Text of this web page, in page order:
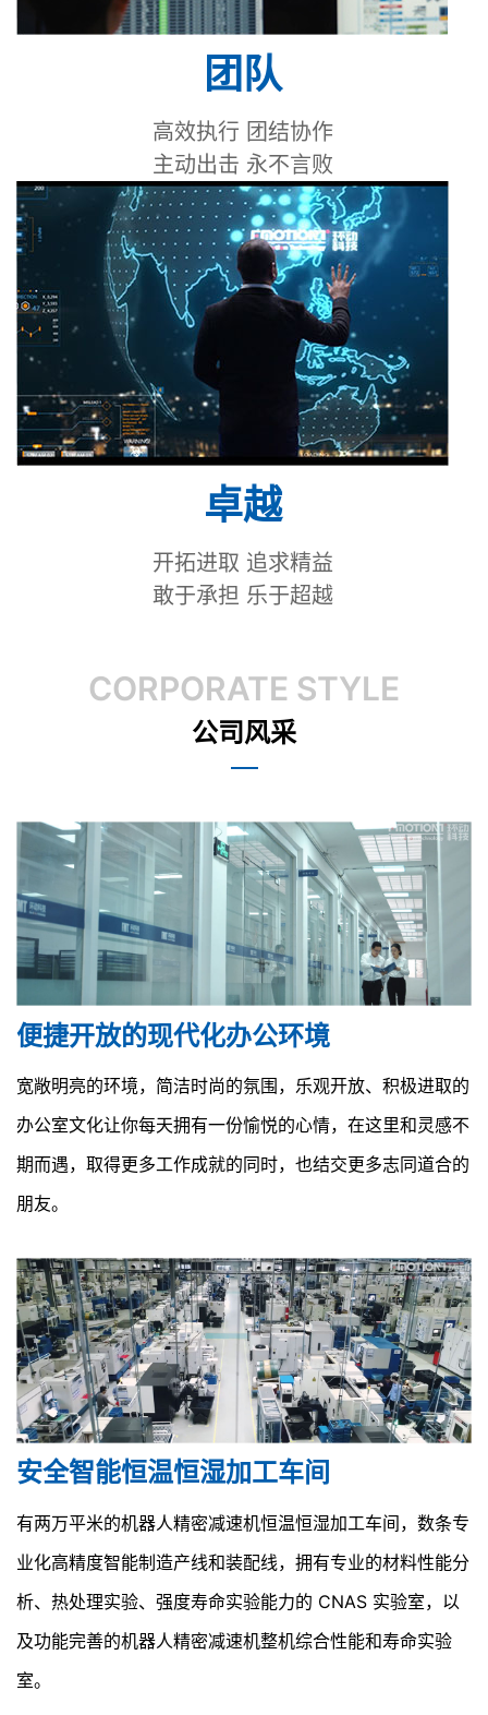
团队
高效执行 团结协作
主动出击 永不言败
卓越
开拓进取 追求精益
敢于承担 乐于超越
CORPORATE STYLE
公司风采
便捷开放的现代化办公环境
宽敞明亮的环境，简洁时尚的氛围，乐观开放、积极进取的
办公室文化让你每天拥有一份愉悦的心情，在这里和灵感不
期而遇，取得更多工作成就的同时，也结交更多志同道合的
朋友。
安全智能恒温恒湿加工车间
有两万平米的机器人精密减速机恒温恒湿加工车间，数条专
业化高精度智能制造产线和装配线，拥有专业的材料性能分
析、热处理实验、强度寿命实验能力的 CNAS 实验室，以
及功能完善的机器人精密减速机整机综合性能和寿命实验
室。